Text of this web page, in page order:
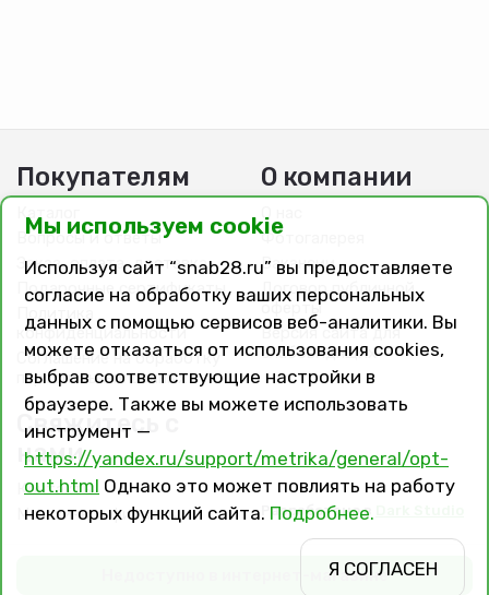
Недоступно в интернет-магазине
Покупателям
Каталог
Вопросы и ответы
Заказ, оплата, доставка
Подарочные сертификаты
конфиденциальности
Соглашение на обработку
персональных данных
О компании
О нас
Фотогалерея
Вакансии
Договор публичной
оферты
Версия сайта для
слабовидящих
Свяжитесь с
нами
Контакты
Магазины и филиалы
Разработано в
Мы используем cookie
Используя сайт “snab28.ru” вы предоставляете
согласие на обработку ваших персональных
данных с помощью сервисов веб-аналитики. Вы
можете отказаться от использования cookies,
выбрав соответствующие настройки в
браузере. Также вы можете использовать
инструмент —
https://yandex.ru/support/metrika/general/opt-
out.html Однако это может повлиять на работу
некоторых функций сайта. Подробнее.
Я СОГЛАСЕН